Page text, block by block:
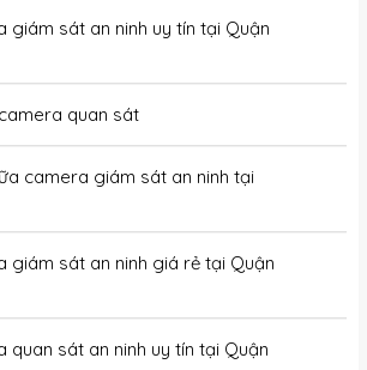
giám sát an ninh uy tín tại Quận
quan sát
camera giám sát an ninh tại
giám sát an ninh giá rẻ tại Quận
quan sát an ninh uy tín tại Quận